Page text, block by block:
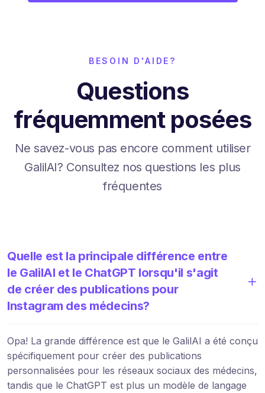
BESOIN D'AIDE?
Questions
fréquemment posées
Ne savez-vous pas encore comment utiliser
GalilAI? Consultez nos questions les plus
fréquentes
Quelle est la principale différence entre
le GalilAI et le ChatGPT lorsqu'il s'agit
de créer des publications pour
Instagram des médecins?
Opa! La grande différence est que le GalilAI a été conçu
spécifiquement pour créer des publications
personnalisées pour les réseaux sociaux des médecins,
tandis que le ChatGPT est plus un modèle de langage